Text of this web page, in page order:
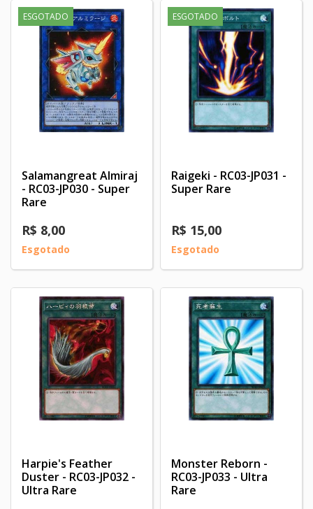
ESGOTADO
Salamangreat Almiraj
- RC03-JP030 - Super
Rare
R$ 8,00
Esgotado
ESGOTADO
Raigeki - RC03-JP031 -
Super Rare
R$ 15,00
Esgotado
Harpie's Feather
Duster - RC03-JP032 -
Ultra Rare
Monster Reborn -
RC03-JP033 - Ultra
Rare